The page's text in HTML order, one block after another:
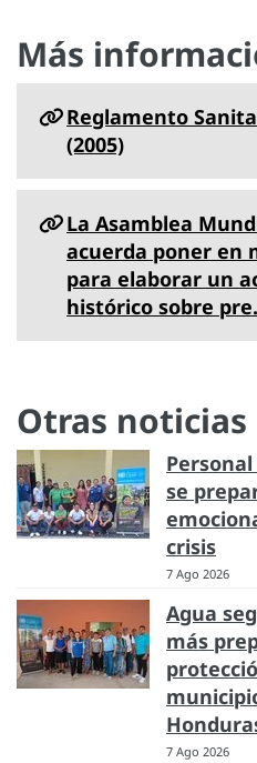
Más
Reglamento
(2005)
La Asamblea
acuerda poner en
para elaborar un
histórico sobre
Otras noticias
se
crisis
7 Ago 2026
Agua
más
7 Ago 2026